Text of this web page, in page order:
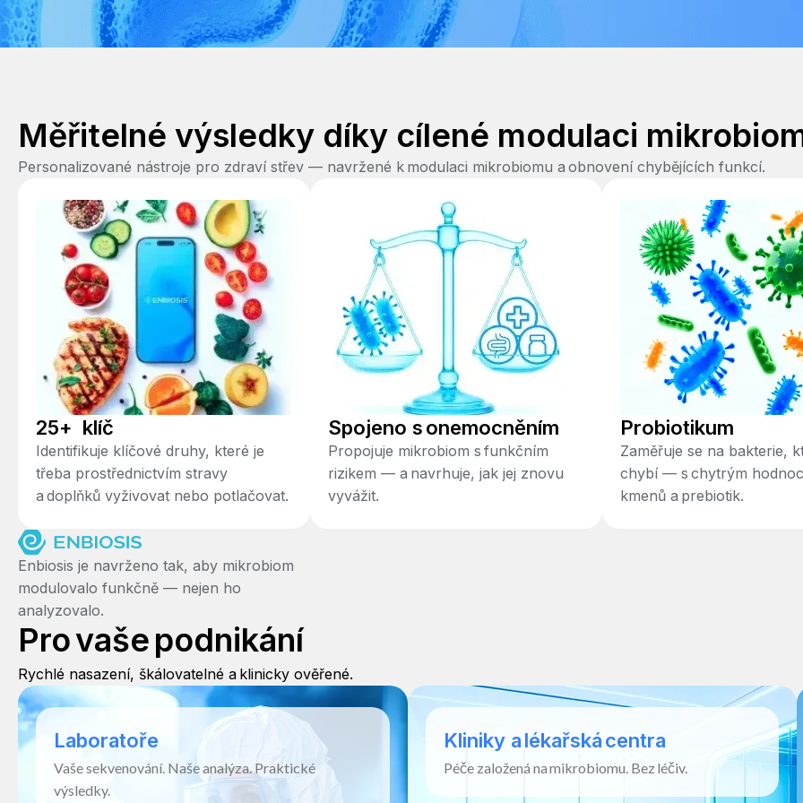
Měřitelné výsledky díky cílené modulaci
Personalizované nástroje pro zdraví střev — navržené k modulaci mikrobiomu a obnovení chybějících funkcí.
25+ klíč
Identifikuje klíčové druhy, které je
třeba prostřednictvím stravy
a doplňků vyživovat nebo potlačovat.
Spojeno s onemocněním
Propojuje mikrobiom s funkčním
rizikem — a navrhuje, jak jej znovu
vyvážit.
Probiotikum
Zaměřuje se na bakterie,
chybí — s chytrým
kmenů a prebiotik.
Enbiosis je navrženo tak, aby mikrobiom
modulovalo funkčně — nejen ho
analyzovalo.
Pro vaše podnikání
Rychlé nasazení, škálovatelné a klinicky ověřené.
Laboratoře
Vaše sekvenování. Naše analýza. Praktické
výsledky.
Kliniky a lékařská centra
Péče založená na mikrobiomu. Bez léčiv.